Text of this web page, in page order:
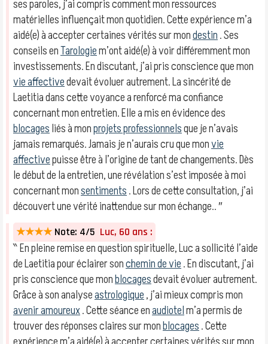
ses paroles, j’ai compris comment mon ressources
matérielles influençait mon quotidien. Cette expérience m’a
aidé(e) à accepter certaines vérités sur mondestin. Ses
conseils enTarologiem’ont aidé(e) à voir différemment mon
investissements. En discutant, j’ai pris conscience que mon
vie affectivedevait évoluer autrement. La sincérité de
Laetitia dans cette voyance a renforcé ma confiance
concernant mon entretien. Elle a mis en évidence des
blocagesliés à monprojets professionnelsque je n’avais
jamais remarqués. Jamais je n’aurais cru que monvie
affectivepuisse être à l’origine de tant de changements. Dès
le début de la entretien, une révélation s’est imposée à moi
concernant monsentiments. Lors de cette consultation, j’ai
découvert une vérité inattendue sur mon échange.. ″
★★★★ Note: 4/5 Luc, 60 ans :
‶ En pleine remise en question spirituelle, Luc a sollicité l’aide
de Laetitia pour éclairer sonchemin de vie. En discutant, j’ai
pris conscience que monblocagesdevait évoluer autrement.
Grâce à son analyseastrologique, j’ai mieux compris mon
avenir amoureux. Cette séance enaudiotelm’a permis de
trouver des réponses claires sur monblocages. Cette